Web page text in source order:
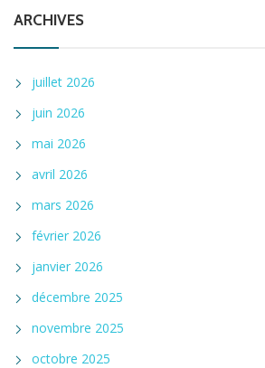
ARCHIVES
juillet 2026
juin 2026
mai 2026
avril 2026
mars 2026
février 2026
janvier 2026
décembre 2025
novembre 2025
octobre 2025